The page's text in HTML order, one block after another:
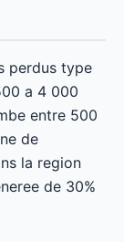
perdus type
a 4 000
entre 500
de
la region
de 30%